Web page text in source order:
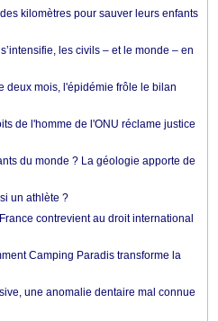
kilomètres pour sauver leurs enfants
les civils – et le monde – en
deux mois, l'épidémie frôle le bilan
de l'homme de l'ONU réclame justice
du monde ? La géologie apporte de
un athlète ?
contrevient au droit international
Camping Paradis transforme la
une anomalie dentaire mal connue